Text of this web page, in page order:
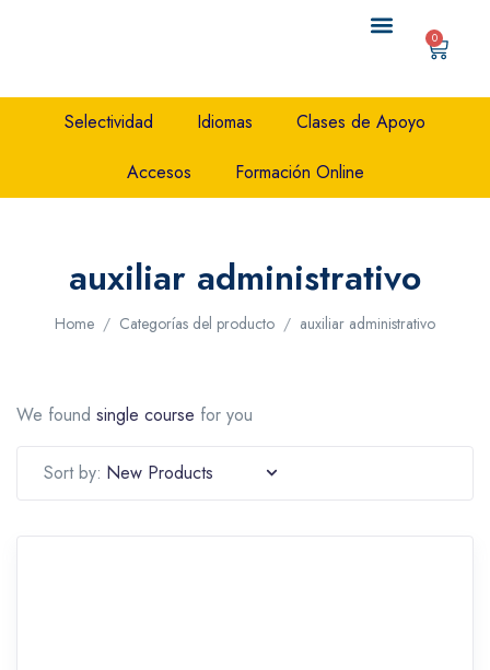
0
Selectividad Idiomas
Clases de Apoyo
Accesos
Formación Online
auxiliar administrativo
Home Categorías del producto auxiliar administrativo
We found single course for you
Sort by: